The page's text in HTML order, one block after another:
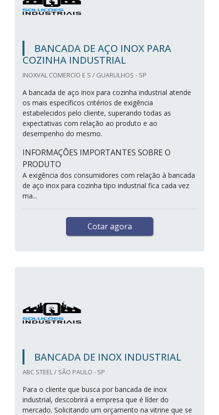
BANCADA DE AÇO INOX PARA
COZINHA INDUSTRIAL
INOXVAL COMERCIO E S / GUARULHOS - SP
A bancada de aço inox para cozinha industrial atende
os mais específicos critérios de exigência
estabelecidos pelo cliente, superando todas as
expectativas com relação ao produto e ao
desempenho do mesmo.
INFORMAÇÕES IMPORTANTES SOBRE O
PRODUTO
A exigência dos consumidores com relação à bancada
de aço inox para cozinha tipo industrial fica cada vez
ma...
Cotar agora
BANCADA DE INOX INDUSTRIAL
ABC STEEL / SÃO PAULO - SP
Para o cliente que busca por bancada de inox
industrial, descobrirá a empresa que é líder do
mercado. Solicitando um orçamento na vitrine que se